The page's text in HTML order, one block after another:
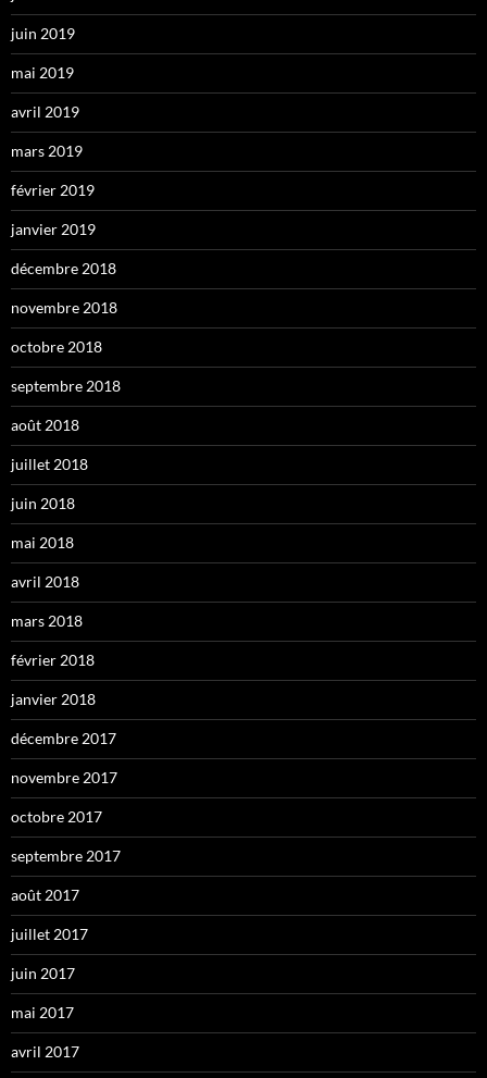
juin 2019
mai 2019
avril 2019
mars 2019
février 2019
janvier 2019
décembre 2018
novembre 2018
octobre 2018
septembre 2018
août 2018
juillet 2018
juin 2018
mai 2018
avril 2018
mars 2018
février 2018
janvier 2018
décembre 2017
novembre 2017
octobre 2017
septembre 2017
août 2017
juillet 2017
juin 2017
mai 2017
avril 2017